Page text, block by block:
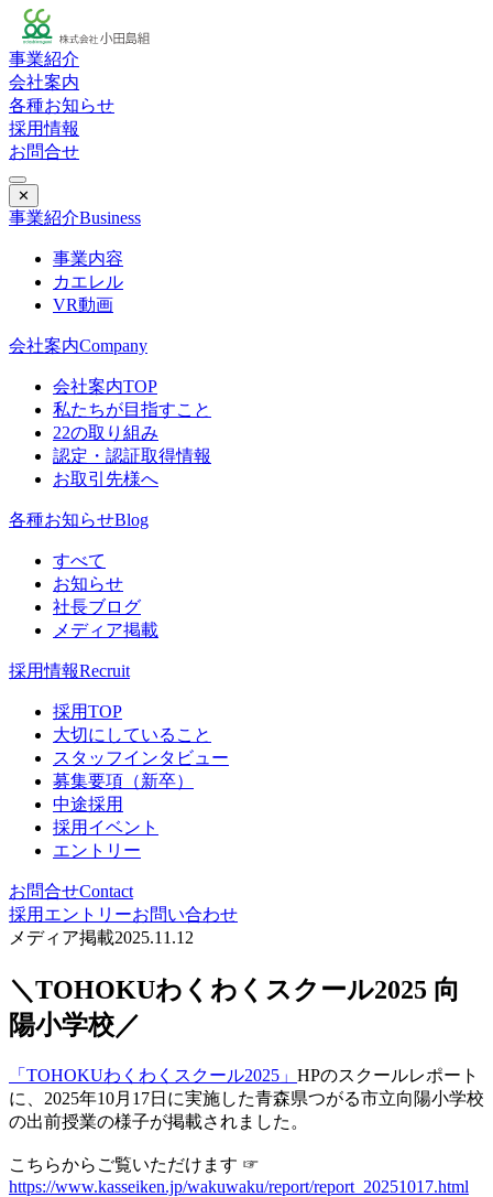
事業紹介
会社案内
各種お知らせ
採用情報
お問合せ
✕
事業紹介Business
事業内容
カエレル
VR動画
会社案内Company
会社案内TOP
私たちが目指すこと
22の取り組み
認定・認証取得情報
お取引先様へ
各種お知らせBlog
すべて
お知らせ
社長ブログ
メディア掲載
採用情報Recruit
採用TOP
大切にしていること
スタッフインタビュー
募集要項（新卒）
中途採用
採用イベント
エントリー
お問合せContact
採用エントリーお問い合わせ
メディア掲載2025.11.12
＼TOHOKUわくわくスクール2025 向
陽小学校／
「TOHOKUわくわくスクール2025」 HPのスクールレポート
に、2025年10月17日に実施した青森県つがる市立向陽小学校
の出前授業の様子が掲載されました。
こちらからご覧いただけます ☞
https://www.kasseiken.jp/wakuwaku/report/report_20251017.html